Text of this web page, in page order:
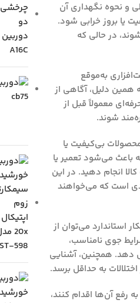
و نحوه نگهداری آن
یا بروز خرابی شود.
در حالی که
به‌موقع
همین دلیل، آگاهی از
معمولاً قبل از
شوند.
بی‌کیفیت یا
باعث می‌شود تعمیر یا
انجام دهید. در این
است که می‌خواهند
استاندارد می‌توان از
جوی نامناسب،
دهد. همچنین، آشنایی
به حداقل برسد.
رفع آن‌ها اقدام کنند،